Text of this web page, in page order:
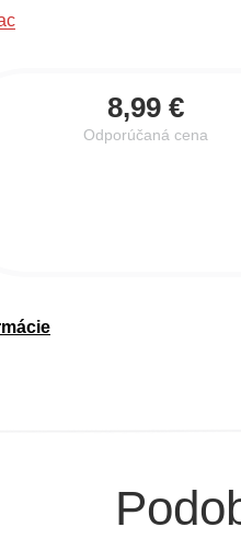
zvuk sa ozýva v dome.
8,99 €
Odporúčaná cena